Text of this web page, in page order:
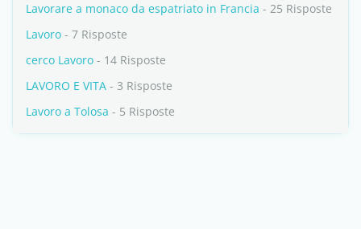
Lavorare a monaco da espatriato in Francia - 25 Risposte
Lavoro - 7 Risposte
cerco Lavoro - 14 Risposte
LAVORO E VITA - 3 Risposte
Lavoro a Tolosa - 5 Risposte